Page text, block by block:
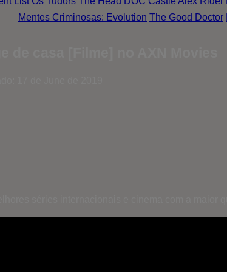
Mentes Criminosas: Evolution The Good Doctor